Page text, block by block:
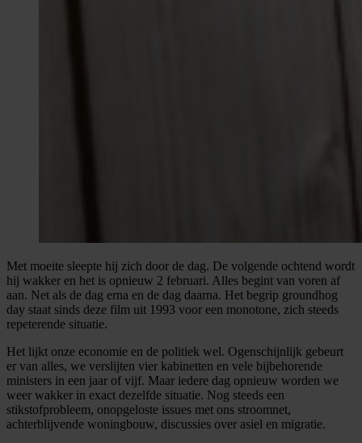
Met moeite sleepte hij zich door de dag. De volgende ochtend wordt
hij wakker en het is opnieuw 2 februari. Alles begint van voren af
aan. Net als de dag erna en de dag daarna. Het begrip groundhog
day staat sinds deze film uit 1993 voor een monotone, zich steeds
repeterende situatie.
Het lijkt onze economie en de politiek wel. Ogenschijnlijk gebeurt
er van alles, we verslijten vier kabinetten en vele bijbehorende
ministers in een jaar of vijf. Maar iedere dag opnieuw worden we
weer wakker in exact dezelfde situatie. Nog steeds een
stikstofprobleem, onopgeloste issues met ons stroomnet,
achterblijvende woningbouw, discussies over asiel en migratie.